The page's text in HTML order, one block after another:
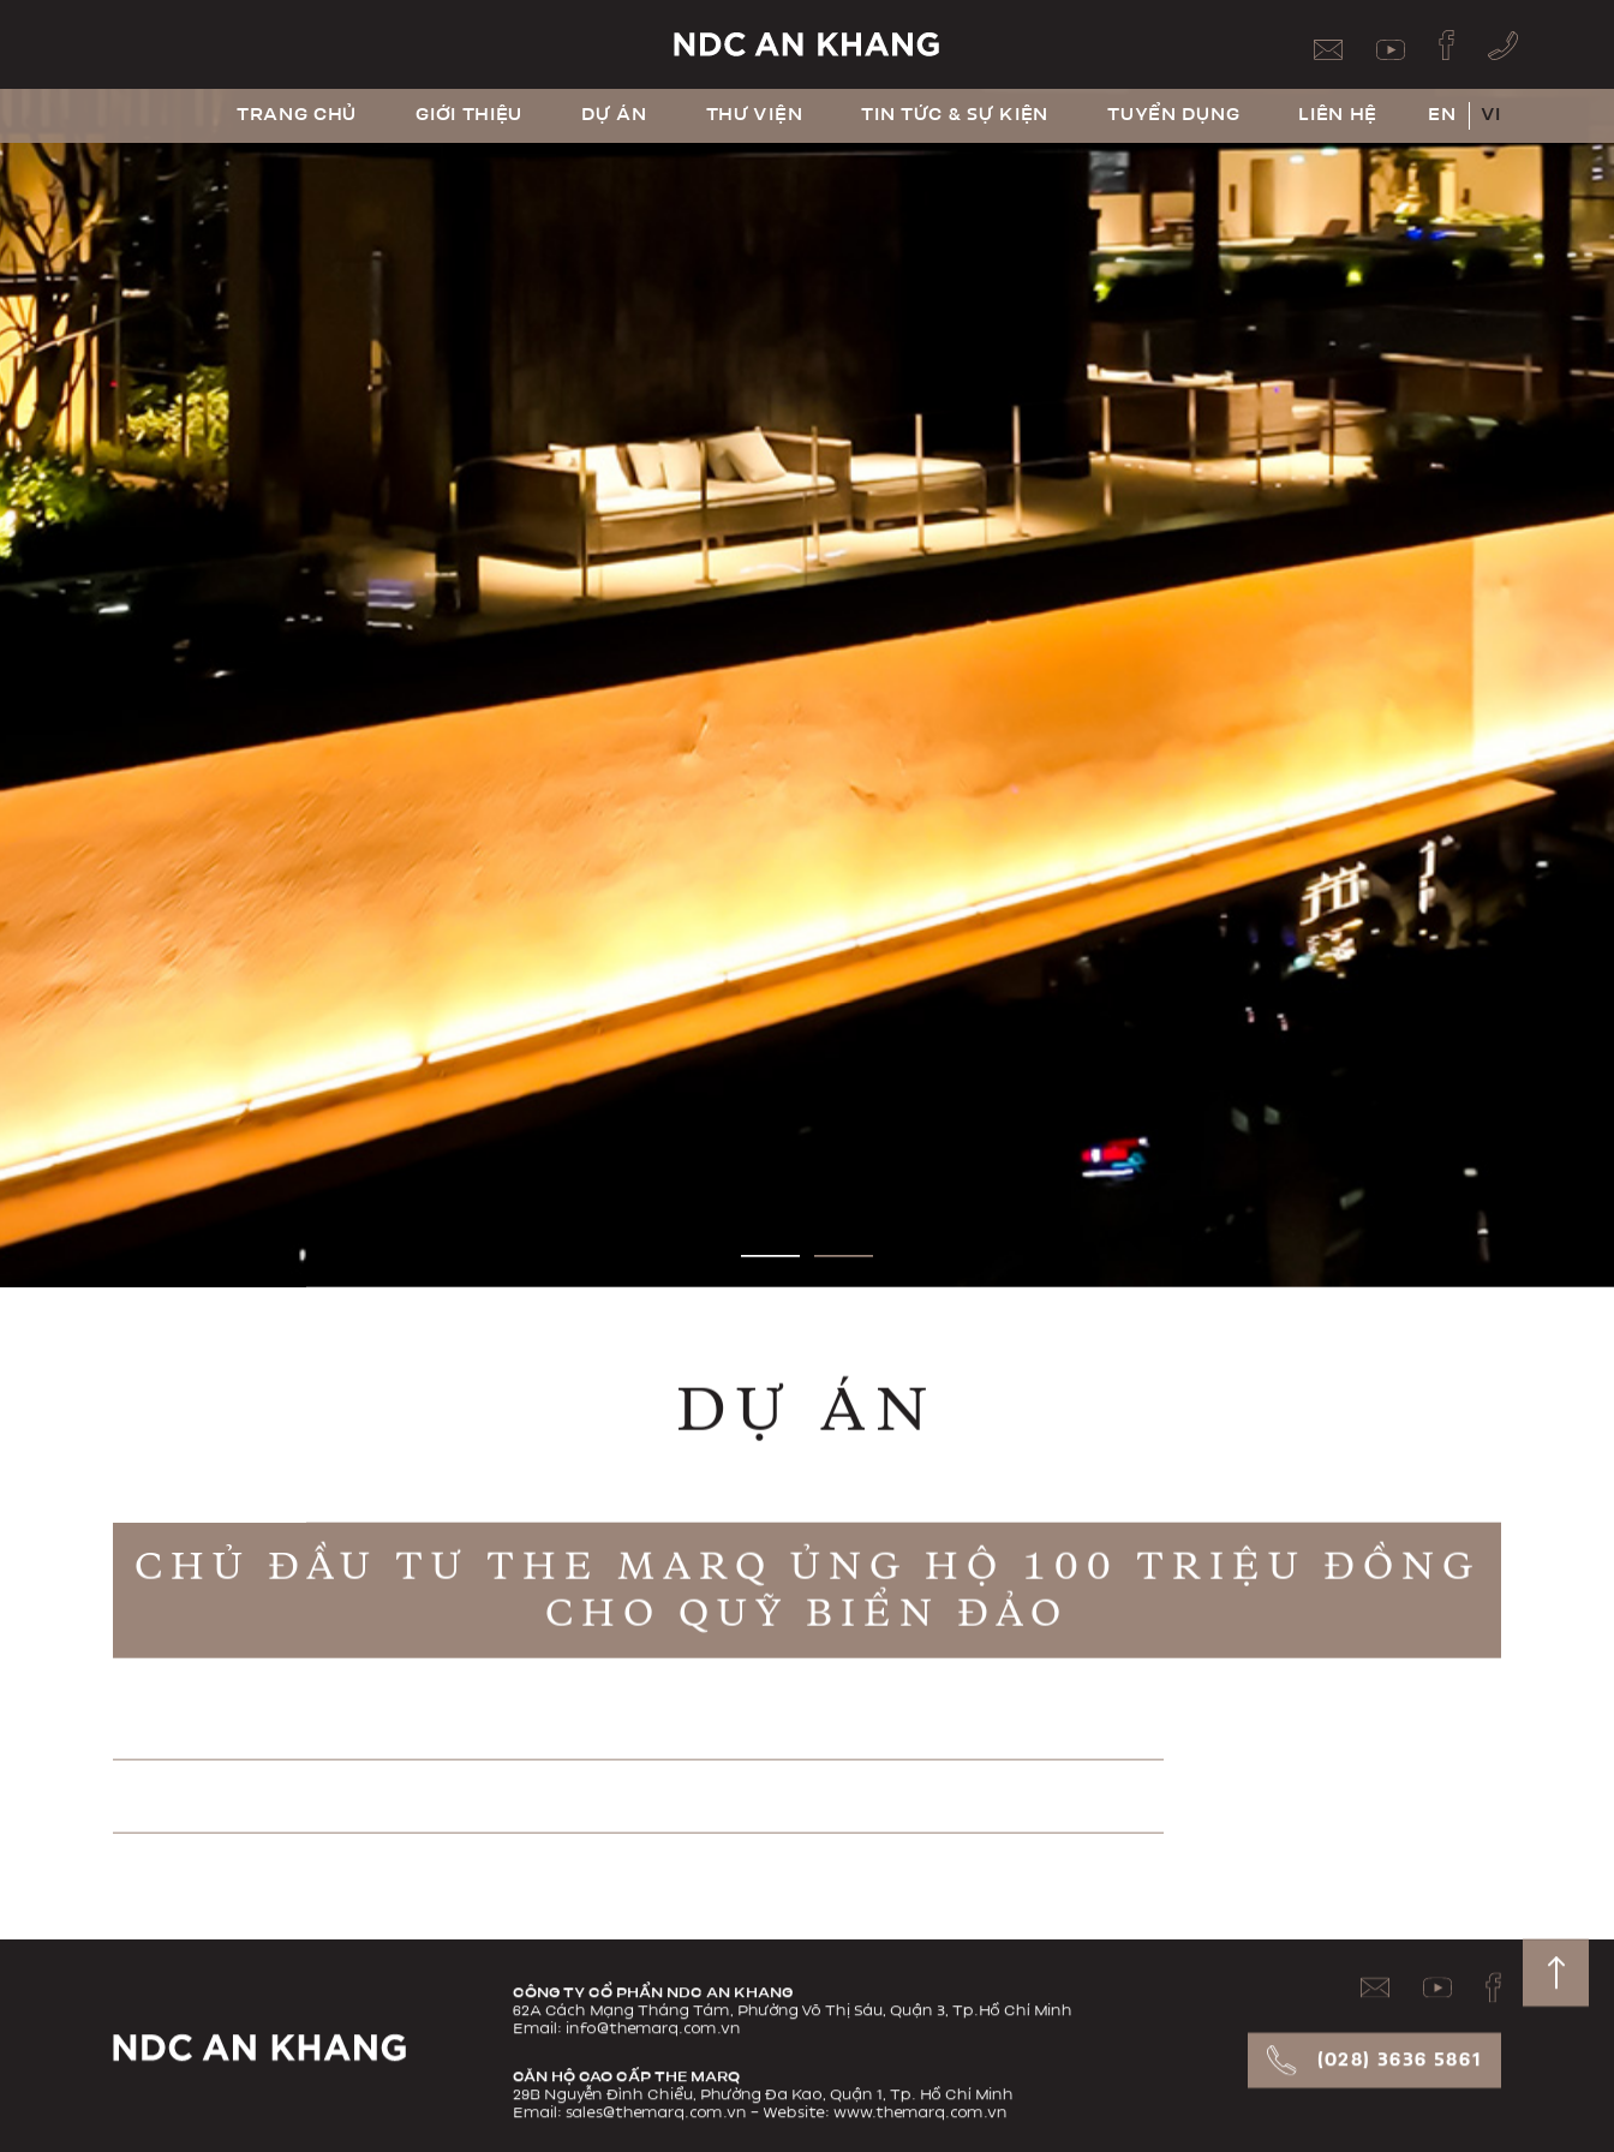
TRANG CHỦ GIỚI THIỆU DỰ ÁN THƯ VIỆN TIN TỨC & SỰ KIỆN TUYỂN DỤNG LIÊN HỆ EN VI
DỰ ÁN
CHỦ ĐẦU TƯ THE MARQ ỦNG HỘ 100 TRIỆU ĐỒNG
CHO QUỸ BIỂN ĐẢO
CÔNG TY CỔ PHẨN NDC AN KHANG
62A Cách Mạng Tháng Tám, Phường Võ Thị Sáu, Quận 3, Tp.Hồ Chí Minh
Email: info@themarq.com.vn
CĂN HỘ CAO CẤP THE MARQ
29B Nguyễn Đình Chiểu, Phường Đa Kao, Quận 1, Tp. Hồ Chí Minh
Email:sales@themarq.com.vn – Website:www.themarq.com.vn
(028) 3636 5861